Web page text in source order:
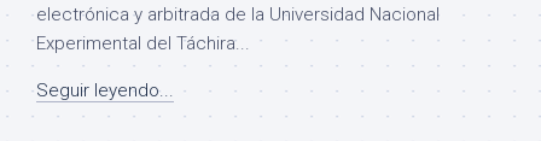
electrónica y arbitrada de la Universidad Nacional
Experimental del Táchira...
Seguir leyendo...